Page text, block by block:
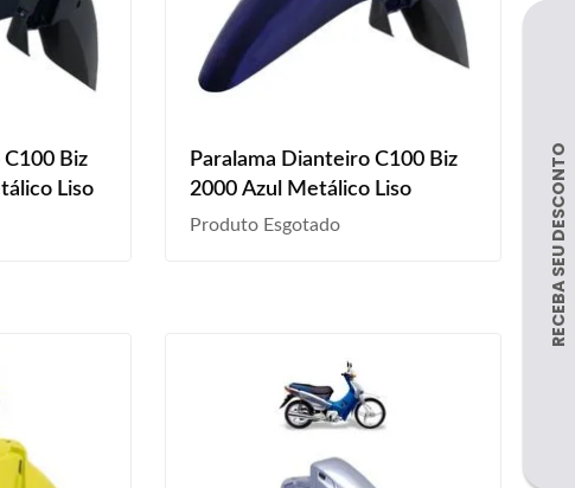
Biz
Liso
Paralama Dianteiro C100 Biz
2000 Azul Metálico Liso
Produto Esgotado